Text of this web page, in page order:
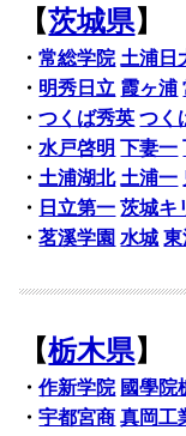
【茨城県】
・常総学院 土浦日
・ 明秀日立 霞ヶ浦
・つくば秀英 つく
・ 水戸啓明 下妻一
・ 土浦湖北 土浦一
・ 日立第一 茨城キ
・茗溪学園 水城 東
【栃木県】
・作新学院 國學院
・宇都宮商 真岡工